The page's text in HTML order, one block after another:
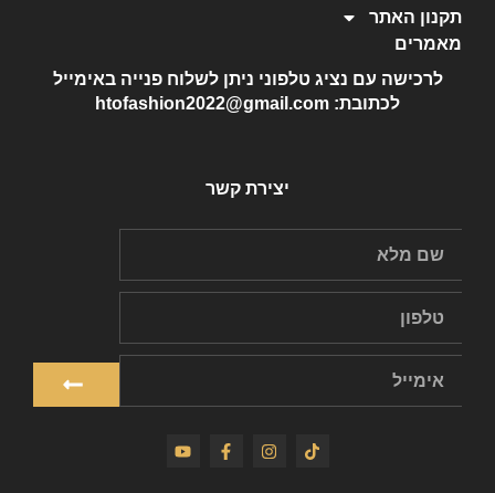
תקנון האתר
מאמרים
לרכישה עם נציג טלפוני ניתן לשלוח פנייה באימייל
לכתובת: htofashion2022@gmail.com
יצירת קשר